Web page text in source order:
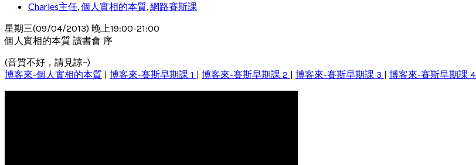
Charles主任,個人實相的本質,網路賽斯課
星期三(09/04/2013) 晚上19:00-21:00
個人實相的本質 讀書會 序
(音質不好，請見諒~)
博客來-個人實相的本質
博客來-賽斯早期課 1 博客來-賽斯早期課 2 博客來-賽斯早期課 3 博客來-賽斯早期課 4